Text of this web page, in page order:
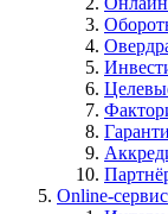
Online-